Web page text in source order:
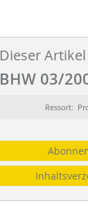
Dieser
BHW 03/
Ressort: